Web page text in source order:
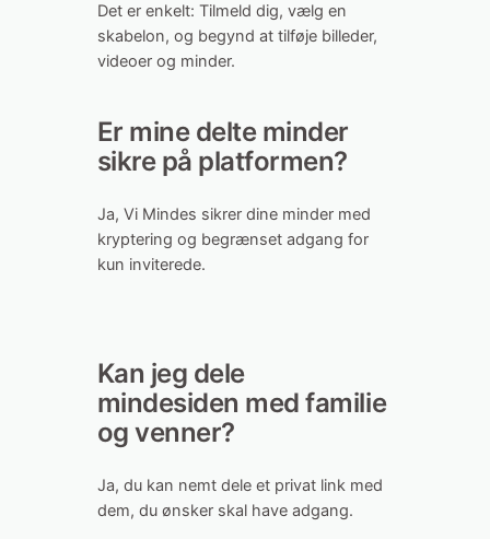
Det er enkelt: Tilmeld dig, vælg en
skabelon, og begynd at tilføje billeder,
videoer og minder.
Er mine delte minder
sikre på platformen?
Ja, Vi Mindes sikrer dine minder med
kryptering og begrænset adgang for
kun inviterede.
Kan jeg dele
mindesiden med familie
og venner?
Ja, du kan nemt dele et privat link med
dem, du ønsker skal have adgang.